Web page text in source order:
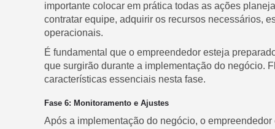
importante colocar em prática todas as ações
contratar equipe, adquirir os recursos necessários,
operacionais.
É fundamental que o empreendedor esteja
que surgirão durante a implementação do negócio.
características essenciais nesta fase.
Fase 6: Monitoramento e Ajustes
Após a implementação do negócio, o